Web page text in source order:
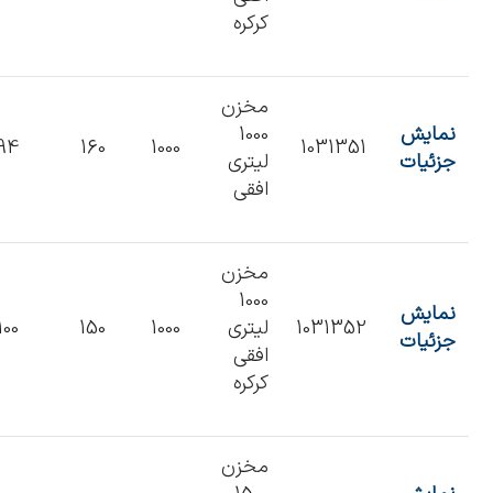
کرکره
نمایش
جزئیات
1031351
مخزن
1000
لیتری
افقی
1000
160
نمایش
جزئیات
1031352
مخزن
1000
لیتری
افقی
کرکره
1000
150
مخزن